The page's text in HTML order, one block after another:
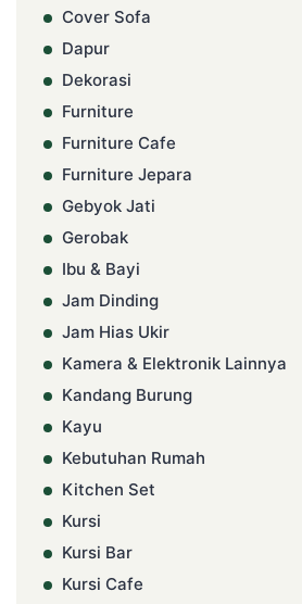
Cover Sofa
Dapur
Dekorasi
Furniture
Furniture Cafe
Furniture Jepara
Gebyok Jati
Gerobak
Ibu & Bayi
Jam Dinding
Jam Hias Ukir
Kamera & Elektronik Lainnya
Kandang Burung
Kayu
Kebutuhan Rumah
Kitchen Set
Kursi
Kursi Bar
Kursi Cafe